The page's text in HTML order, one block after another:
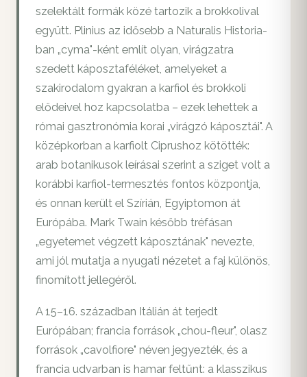
szelektált formák közé tartozik a brokkolival
együtt. Plinius az idősebb a Naturalis Historia-
ban „cyma"-ként említ olyan, virágzatra
szedett káposztaféléket, amelyeket a
szakirodalom gyakran a karfiol és brokkoli
elődeivel hoz kapcsolatba – ezek lehettek a
római gasztronómia korai „virágzó káposztái". A
középkorban a karfiolt Ciprushoz kötötték:
arab botanikusok leírásai szerint a sziget volt a
korábbi karfiol-termesztés fontos központja,
és onnan került el Szírián, Egyiptomon át
Európába. Mark Twain később tréfásan
„egyetemet végzett káposztának" nevezte,
ami jól mutatja a nyugati nézetet a faj különös,
finomított jellegéről.
A 15–16. században Itálián át terjedt
Európában; francia források „chou-fleur", olasz
források „cavolfiore" néven jegyezték, és a
francia udvarban is hamar feltűnt: a klasszikus